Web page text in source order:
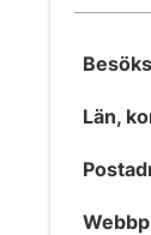
Län,